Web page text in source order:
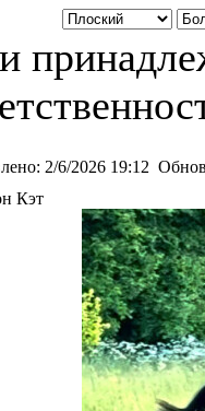
2/6/2026 19:12
Кэт